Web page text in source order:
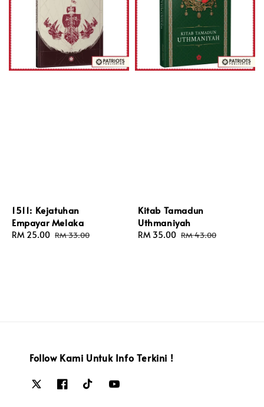
1511: Kejatuhan
Empayar Melaka
Sale
RM 25.00 Regular
RM 33.00
Kitab Tamadun
Uthmaniyah
Sale
RM 35.00 Regular
RM 43.00
Follow Kami Untuk Info Terkini !